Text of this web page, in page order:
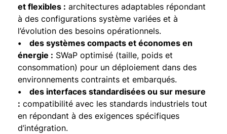
et flexibles : architectures adaptables répondant
à des configurations système variées et à
l’évolution des besoins opérationnels.
• des systèmes compacts et économes en
énergie : SWaP optimisé (taille, poids et
consommation) pour un déploiement dans des
environnements contraints et embarqués.
• des interfaces standardisées ou sur mesure
: compatibilité avec les standards industriels tout
en répondant à des exigences spécifiques
d’intégration.